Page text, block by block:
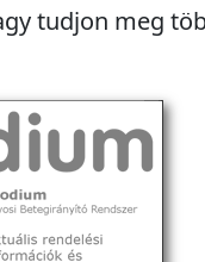
tudjon meg